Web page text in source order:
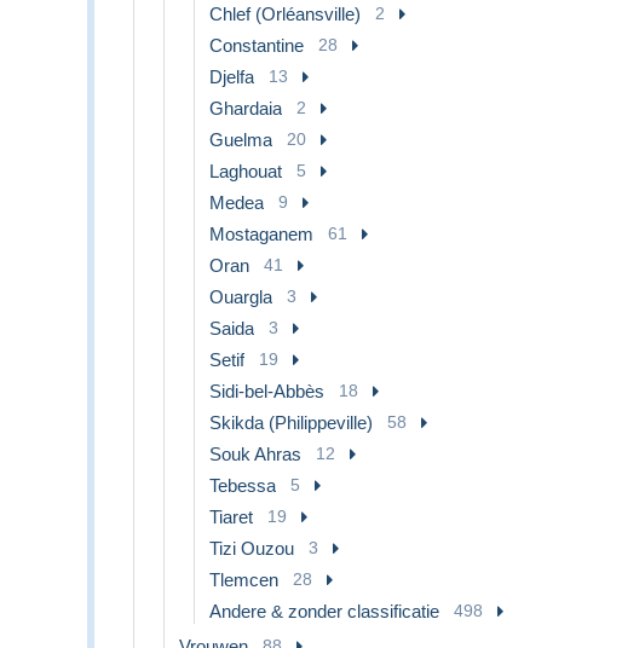
Chlef (Orléansville) 2
Constantine 28
Djelfa 13
Ghardaia 2
Guelma 20
Laghouat 5
Medea 9
Mostaganem 61
Oran 41
Ouargla 3
Saida 3
Setif 19
Sidi-bel-Abbès 18
Skikda (Philippeville) 58
Souk Ahras 12
Tebessa 5
Tiaret 19
Tizi Ouzou 3
Tlemcen 28
Andere & zonder classificatie 498